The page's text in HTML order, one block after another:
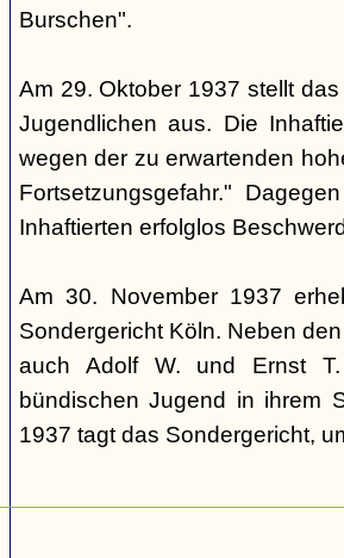
Burschen".
Am 29. Oktober 1937 stellt
Jugendlichen aus. Die
wegen der zu erwartenden
Fortsetzungsgefahr."
Inhaftierten erfolglos
Am 30. November 1937
Sondergericht Köln. Neben
auch Adolf W. und Ernst
bündischen Jugend in ihrem
1937 tagt das Sondergericht,